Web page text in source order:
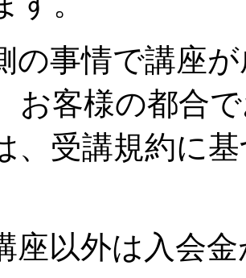
の事情で講座
お客様の都合
、受講規約に
座以外は入会